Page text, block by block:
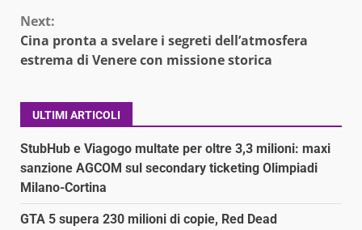
Next:
Cina pronta a svelare i segreti dell’atmosfera
estrema di Venere con missione storica
ULTIMI ARTICOLI
StubHub e Viagogo multate per oltre 3,3 milioni: maxi
sanzione AGCOM sul secondary ticketing Olimpiadi
Milano-Cortina
GTA 5 supera 230 milioni di copie, Red Dead